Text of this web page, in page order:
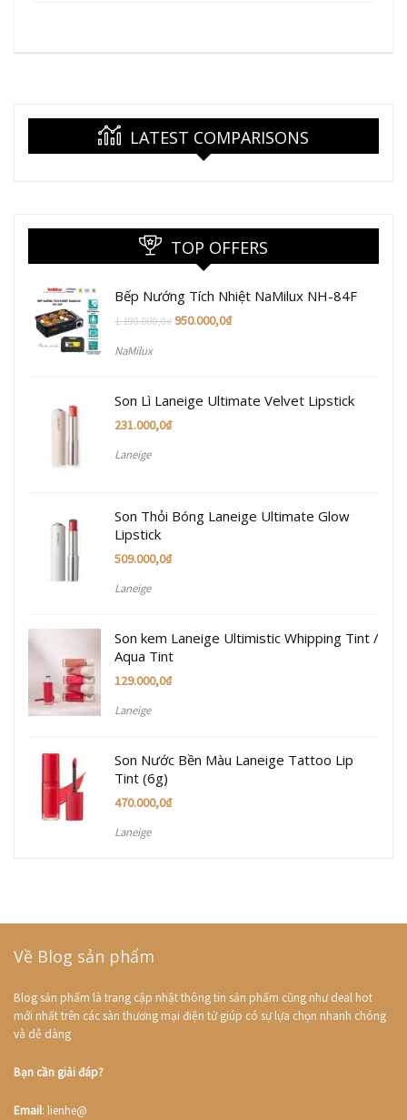
LATEST COMPARISONS
TOP OFFERS
Bếp Nướng Tích Nhiệt NaMilux NH-84F
1.190.000,0₫ 950.000,0₫
NaMilux
Son Lì Laneige Ultimate Velvet Lipstick
231.000,0₫
Laneige
Son Thỏi Bóng Laneige Ultimate Glow
Lipstick
509.000,0₫
Laneige
Son kem Laneige Ultimistic Whipping Tint /
Aqua Tint
129.000,0₫
Laneige
Son Nước Bền Màu Laneige Tattoo Lip
Tint (6g)
470.000,0₫
Laneige
Về Blog sản phẩm
Blog sản phẩm là trang cập nhật thông tin sản phẩm cũng như deal hot
mới nhất trên các sàn thương mại điện tử giúp có sự lựa chọn nhanh chóng
và dễ dàng
Bạn cần giải đáp?
Email: lienhe@